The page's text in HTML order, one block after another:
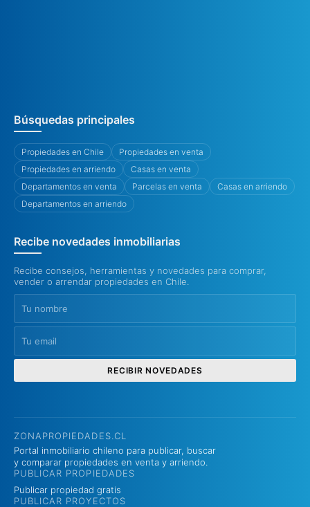
Búsquedas principales
Propiedades en Chile
Propiedades en venta
Propiedades en arriendo
Casas en venta
Departamentos en venta
Parcelas en venta
Casas en arriendo
Departamentos en arriendo
Recibe novedades inmobiliarias
Recibe consejos, herramientas y novedades para comprar,
vender o arrendar propiedades en Chile.
RECIBIR NOVEDADES
ZONAPROPIEDADES.CL
Portal inmobiliario chileno para publicar, buscar
y comparar propiedades en venta y arriendo.
PUBLICAR PROPIEDADES
Publicar propiedad gratis
PUBLICAR PROYECTOS